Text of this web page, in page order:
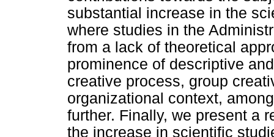
substantial increase in the
where studies in the
from a lack of theoretical
prominence of descriptive
creative process, group
organizational context,
further. Finally, we present a
the increase in scientific